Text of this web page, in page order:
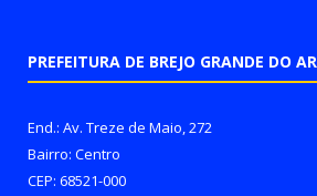
PREFEITURA DE BREJO GRANDE DO
End.: Av. Treze de Maio, 272
Bairro: Centro
CEP: 68521-000